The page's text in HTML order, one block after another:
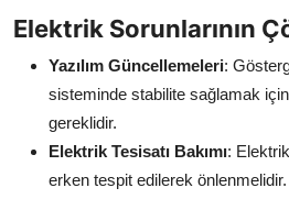
Elektrik Sorunlarının
Yazılım Güncellemeleri:
sisteminde stabilite sağlamak
gereklidir.
Elektrik Tesisatı Bakımı:
erken tespit edilerek önlenmelidir.